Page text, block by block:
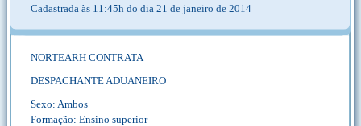
Cadastrada às 11:45h do dia 21 de janeiro de 2014
NORTEARH CONTRATA
DESPACHANTE ADUANEIRO
Sexo: Ambos
Formação: Ensino superior